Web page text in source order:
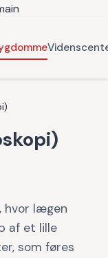
hvor lægen
af et lille
som føres